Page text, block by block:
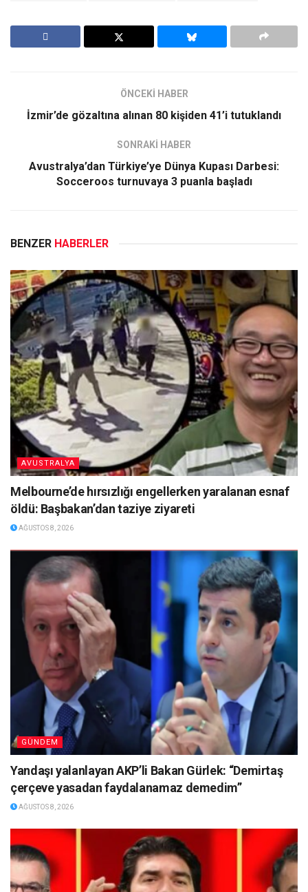
ÖNCEKİ HABER
İzmir’de gözaltına alınan 80 kişiden 41’i tutuklandı
SONRAKİ HABER
Avustralya’dan Türkiye’ye Dünya Kupası Darbesi:
Socceroos turnuvaya 3 puanla başladı
BENZER HABERLER
AVUSTRALYA
Melbourne’de hırsızlığı engellerken yaralanan esnaf
öldü: Başbakan’dan taziye ziyareti
AĞUSTOS 8, 2026
GÜNDEM
Yandaşı yalanlayan AKP’li Bakan Gürlek: “Demirtaş
çerçeve yasadan faydalanamaz demedim”
AĞUSTOS 8, 2026